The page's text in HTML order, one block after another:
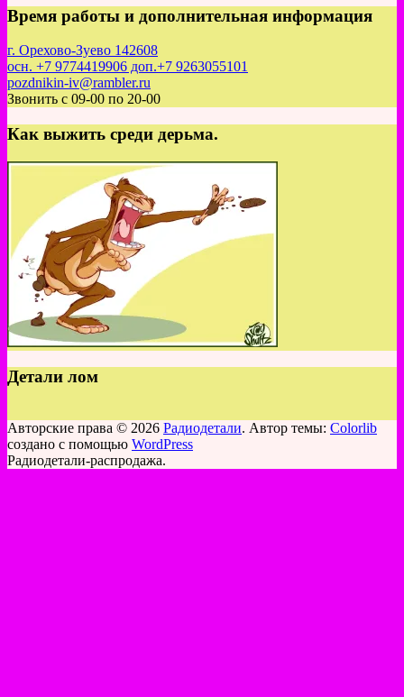
Время работы и дополнительная информация
г. Орехово-Зуево 142608
осн. +7 9774419906 доп.+7 9263055101
pozdnikin-iv@rambler.ru
Звонить с 09-00 по 20-00
Как выжить среди дерьма.
Детали лом
Авторские права © 2026 Радиодетали. Автор темы: Colorlib
создано с помощью WordPress
Радиодетали-распродажа.